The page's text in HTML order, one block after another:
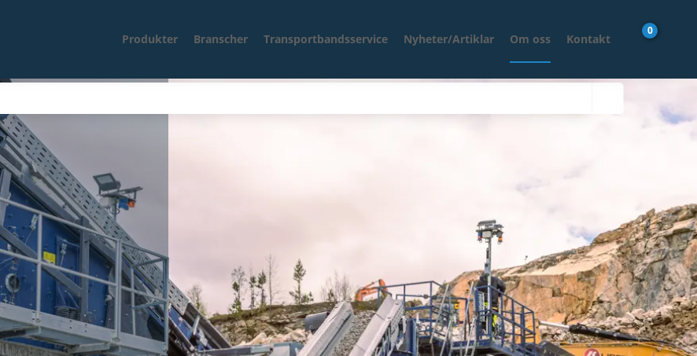
Produkter Branscher Transportbandsservice Nyheter/Artiklar Om oss Kontakt
0